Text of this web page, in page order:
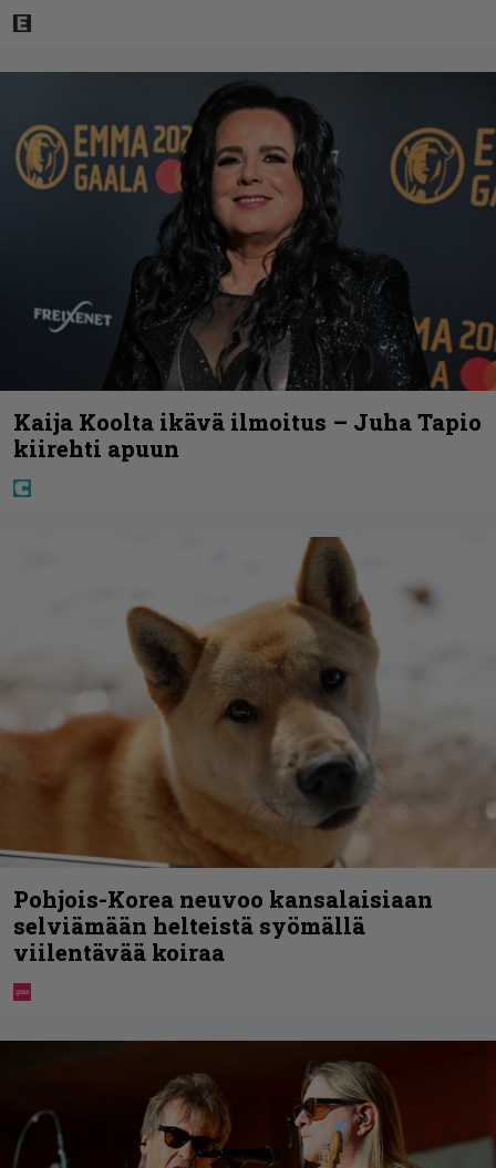
Kaija Koolta ikävä ilmoitus – Juha Tapio
kiirehti apuun
Pohjois-Korea neuvoo kansalaisiaan
selviämään helteistä syömällä
viilentävää koiraa